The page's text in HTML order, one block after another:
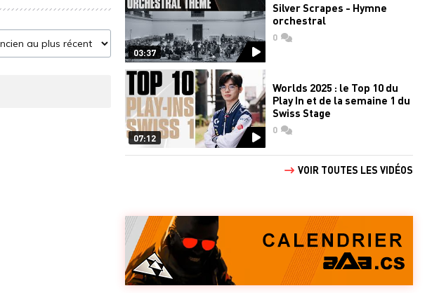
03:37
Silver Scrapes - Hymne
orchestral
0commentaires
07:12
Worlds 2025 : le Top 10 du
Play In et de la semaine 1 du
Swiss Stage
0commentaires
VOIR TOUTES LES VIDÉOS